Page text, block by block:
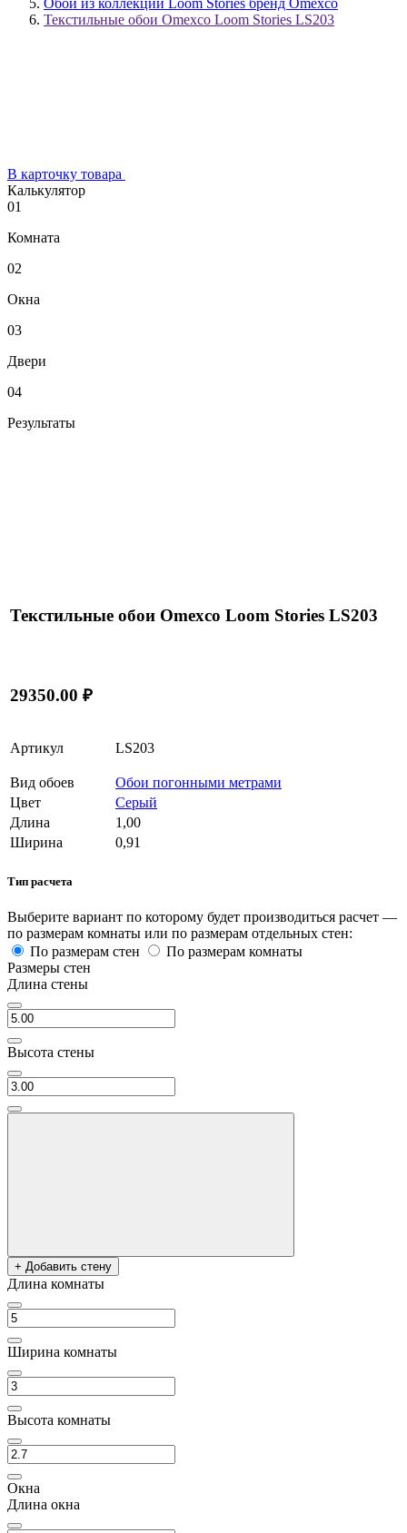
Обои из коллекции Loom Stories бренд Omexco
Текстильные обои Omexco Loom Stories LS203
В карточку товара
Калькулятор
01
Комната
02
Окна
03
Двери
04
Результаты
Текстильные обои Omexco Loom Stories LS203
29350.00 ₽
Артикул LS203
Вид обоев
Обои погонными метрами
Цвет
Серый
Длина
1,00
Ширина
0,91
Тип расчета
Выберите вариант по которому будет производиться расчет —
по размерам комнаты или по размерам отдельных стен:
По размерам стен
По размерам комнаты
Размеры стен
Длина стены
Высота стены
+ Добавить стену
Длина комнаты
Ширина комнаты
Высота комнаты
Окна
Длина окна